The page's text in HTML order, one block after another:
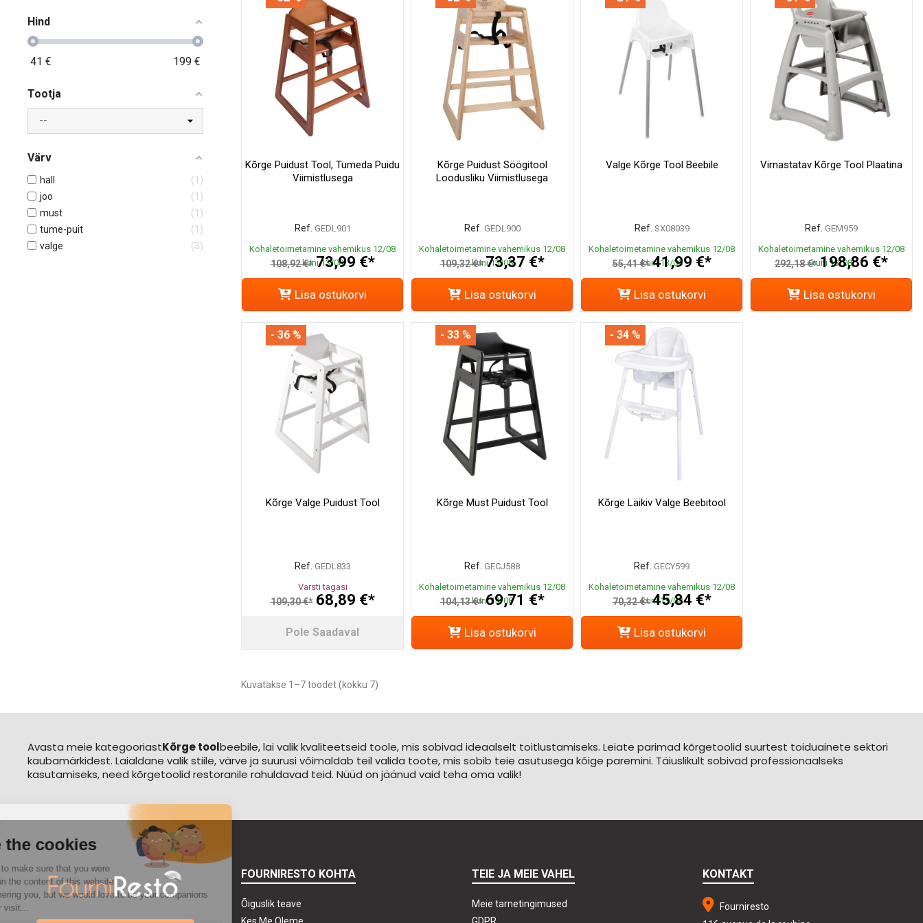
Hind
41 € 199 €
Tootja
Värv
hall
1
joo
1
must
1
tume-puit
1
valge
3
Kõrge Puidust Tool, Tumeda Puidu
Viimistlusega
Ref. GEDL901
Kohaletoimetamine vahemikus 12/08
kuni 13/08
108,92 €* 73,99 €*
Lisa ostukorvi
Kõrge Puidust Söögitool
Loodusliku Viimistlusega
Ref. GEDL900
Kohaletoimetamine vahemikus 12/08
kuni 13/08
109,32 €* 73,37 €*
Lisa ostukorvi
Valge Kõrge Tool Beebile
Ref. SX08039
Kohaletoimetamine vahemikus 12/08
kuni 13/08
55,41 €* 41,99 €*
Lisa ostukorvi
Virnastatav Kõrge Tool Plaatina
Ref. GEM959
Kohaletoimetamine vahemikus 12/08
kuni 13/08
292,18 €* 198,86 €*
Lisa ostukorvi
Kõrge Valge Puidust Tool
Ref. GEDL833
Varsti tagasi
109,30 €* 68,89 €*
- 36 %
Pole Saadaval
Kõrge Must Puidust Tool
Ref. GECJ588
Kohaletoimetamine vahemikus 12/08
kuni 13/08
104,13 €* 69,71 €*
- 33 %
Lisa ostukorvi
Kõrge Läikiv Valge Beebitool
Ref. GECY599
Kohaletoimetamine vahemikus 12/08
kuni 13/08
70,32 €* 45,84 €*
- 34 %
Lisa ostukorvi
Kuvatakse 1–7 toodet (kokku 7)
Avasta meie kategooriastKõrge toolbeebile, lai valik kvaliteetseid toole, mis sobivad ideaalselt toitlustamiseks. Leiate parimad kõrgetoolid suurtest toiduainete sektori
kaubamärkidest. Laialdane valik stiile, värve ja suurusi võimaldab teil valida toote, mis sobib teie asutusega kõige paremini. Täiuslikult sobivad professionaalseks
kasutamiseks, need kõrgetoolid restoranile rahuldavad teid. Nüüd on jäänud vaid teha oma valik!
FOURNIRESTO KOHTA
Õiguslik teave
Kes Me Oleme
TEIE JA MEIE VAHEL
Meie tarnetingimused
GDPR
KONTAKT
Fourniresto